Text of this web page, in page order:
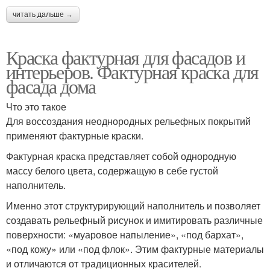
читать дальше →
Краска фактурная для фасадов и
интерьеров. Фактурная краска для
фасада дома
Что это такое
Для воссоздания неоднородных рельефных покрытий
применяют фактурные краски.
Фактурная краска представляет собой однородную
массу белого цвета, содержащую в себе густой
наполнитель.
Именно этот структурирующий наполнитель и позволяет
создавать рельефный рисунок и имитировать различные
поверхности: «муаровое напыление», «под бархат»,
«под кожу» или «под флок». Этим фактурные материалы
и отличаются от традиционных красителей.